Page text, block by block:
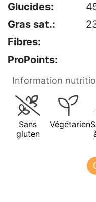
Glucides:
Gras sat.:
Fibres:
ProPoints:
Information
Sans
gluten
Végétarien